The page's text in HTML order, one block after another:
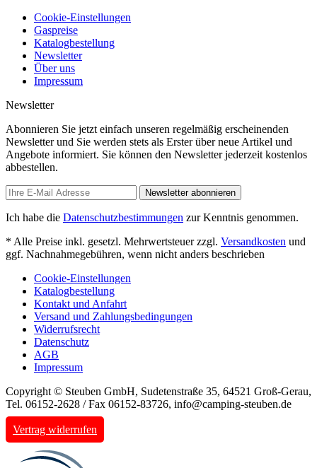
Cookie-Einstellungen
Gaspreise
Katalogbestellung
Newsletter
Über uns
Impressum
Newsletter
Abonnieren Sie jetzt einfach unseren regelmäßig erscheinenden
Newsletter und Sie werden stets als Erster über neue Artikel und
Angebote informiert. Sie können den Newsletter jederzeit kostenlos
abbestellen.
Newsletter abonnieren
Ich habe die Datenschutzbestimmungen zur Kenntnis genommen.
* Alle Preise inkl. gesetzl. Mehrwertsteuer zzgl. Versandkosten und
ggf. Nachnahmegebühren, wenn nicht anders beschrieben
Cookie-Einstellungen
Katalogbestellung
Kontakt und Anfahrt
Versand und Zahlungsbedingungen
Widerrufsrecht
Datenschutz
AGB
Impressum
Copyright © Steuben GmbH, Sudetenstraße 35, 64521 Groß-Gerau,
Tel. 06152-2628 / Fax 06152-83726, info@camping-steuben.de
Vertrag widerrufen